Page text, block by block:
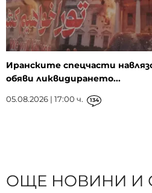
Иранските спецчасти
обяви ликвидирането...
05.08.2026 | 17:00 ч. 134
ОЩЕ НОВИНИ И